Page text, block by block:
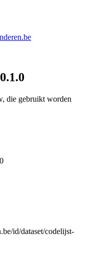
die gebruikt worden
id/dataset/codelijst-